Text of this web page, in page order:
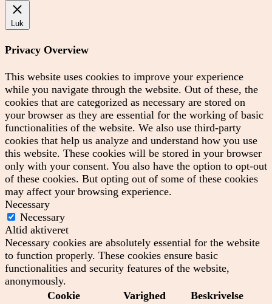
Luk
Privacy Overview
This website uses cookies to improve your experience
while you navigate through the website. Out of these, the
cookies that are categorized as necessary are stored on
your browser as they are essential for the working of basic
functionalities of the website. We also use third-party
cookies that help us analyze and understand how you use
this website. These cookies will be stored in your browser
only with your consent. You also have the option to opt-out
of these cookies. But opting out of some of these cookies
may affect your browsing experience.
Necessary
Necessary
Altid aktiveret
Necessary cookies are absolutely essential for the website
to function properly. These cookies ensure basic
functionalities and security features of the website,
anonymously.
Cookie
Varighed Beskrivelse